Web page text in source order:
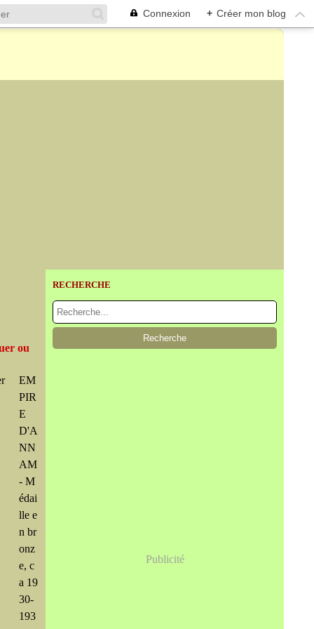
Connexion + Créer mon blog
ou
EM
PIR
E
D'A
NN
AM
- M
édai
lle e
n br
onz
e, c
a 19
30-
193
RECHERCHE
Publicité